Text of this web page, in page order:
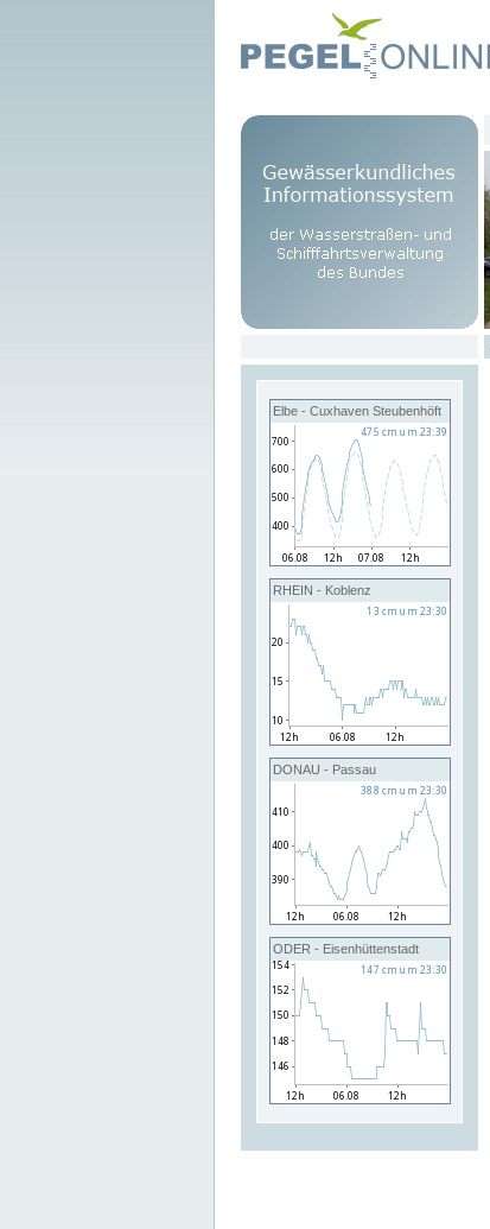
Elbe - Cuxhaven Steubenhöft
RHEIN - Koblenz
DONAU - Passau
ODER - Eisenhüttenstadt